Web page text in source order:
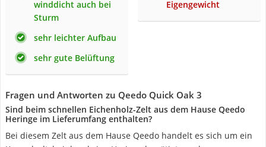
winddicht auch bei
Sturm
sehr leichter Aufbau
sehr gute Belüftung
Eigengewicht
Fragen und Antworten zu Qeedo Quick Oak 3
Sind beim schnellen Eichenholz-Zelt aus dem Hause Qeedo
Heringe im Lieferumfang enthalten?
Bei diesem Zelt aus dem Hause Qeedo handelt es sich um ein